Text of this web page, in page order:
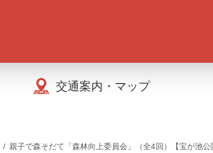
交通案内・マップ
親子で森そだて「森林向上委員会」（全4回）【宝が池公